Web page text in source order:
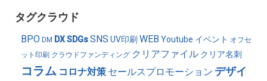
タグクラウド
BPO DM DXSDGsSNS UV印刷 WEB Youtube イベント オフセ
ット印刷 クラウドファンディング クリアファイル クリア名刺
コラム コロナ対策 セールスプロモーション デザイ